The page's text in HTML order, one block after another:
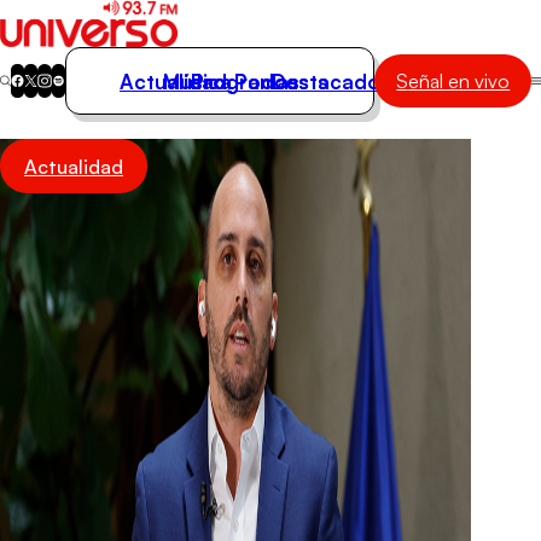
Actualidad
Música
Programas
Podcasts
Destacados
Actualidad
Música
Programas
Podcasts
Destacados Señal en vivo
Actualidad